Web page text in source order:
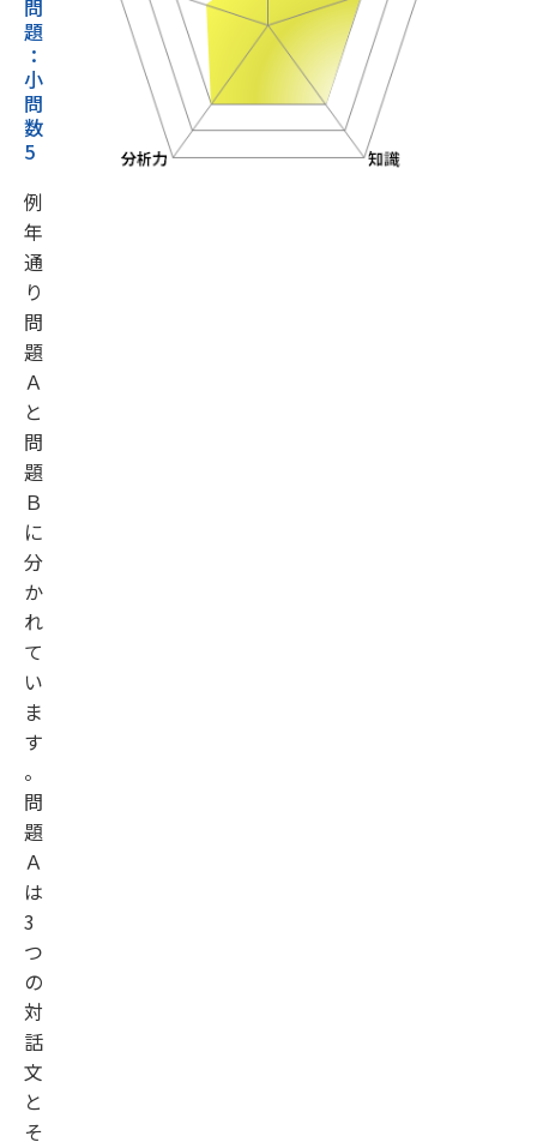
問
題
：
小
問
数
5
例
年
通
り
問
題
Ａ
と
問
題
Ｂ
に
分
か
れ
て
い
ま
す
。
問
題
Ａ
は
3
つ
の
対
話
文
と
そ